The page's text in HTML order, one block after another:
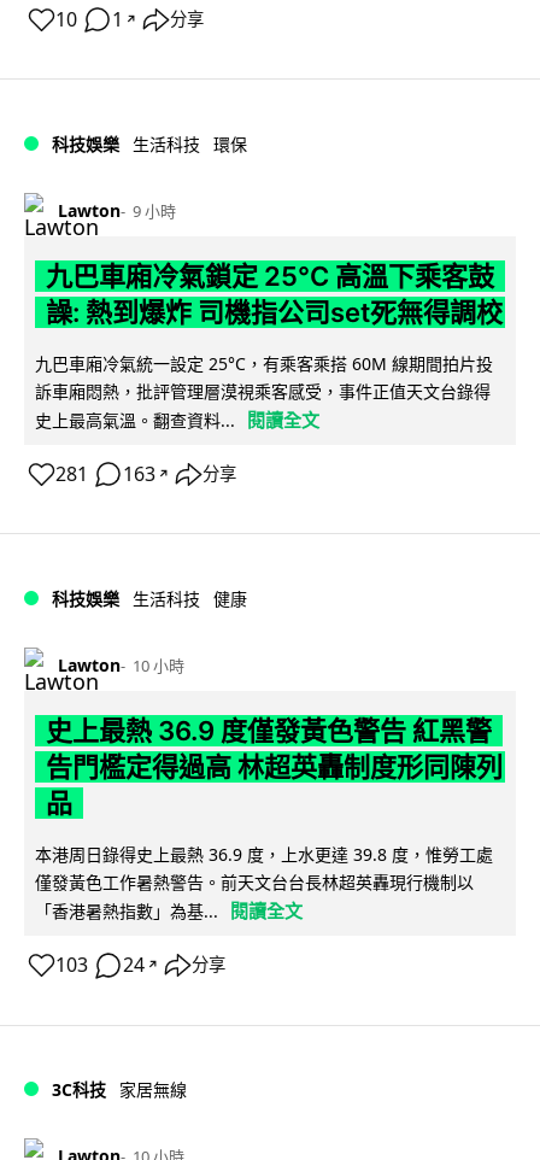
10 1 ↗ 分享
科技娛樂 生活科技 環保
Lawton 9 小時
九巴車廂冷氣鎖定 25°C 高溫下乘客鼓
譟: 熱到爆炸 司機指公司set死無得調校
九巴車廂冷氣統一設定 25°C，有乘客乘搭 60M 線期間拍片投
訴車廂悶熱，批評管理層漠視乘客感受，事件正值天文台錄得
史上最高氣溫。翻查資料...
閱讀全文
281 163 ↗ 分享
科技娛樂 生活科技 健康
Lawton 10 小時
史上最熱 36.9 度僅發黃色警告 紅黑警
告門檻定得過高 林超英轟制度形同陳列
品
本港周日錄得史上最熱 36.9 度，上水更達 39.8 度，惟勞工處
僅發黃色工作暑熱警告。前天文台台長林超英轟現行機制以
「香港暑熱指數」為基...
閱讀全文
103 24 ↗ 分享
3C科技 家居無線